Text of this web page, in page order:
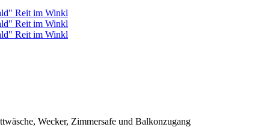
Wecker, Zimmersafe und Balkonzugang